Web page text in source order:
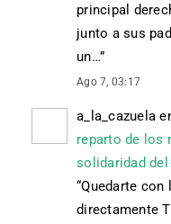
principal
junto a sus
un…”
Ago 7, 03:17
a_la_cazuela
reparto de los
solidaridad
“Quedarte con
directamente